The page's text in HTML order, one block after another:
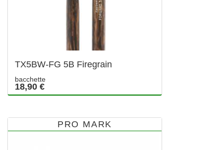
TX5BW-FG 5B Firegrain
bacchette
18,90 €
PRO MARK